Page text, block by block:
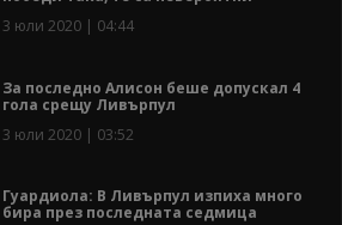
3 юли 2020 | 04:44
За последно Алисон беше допускал 4
гола срещу Ливърпул
3 юли 2020 | 03:52
Гуардиола: В Ливърпул изпиха много
бира през последната седмица